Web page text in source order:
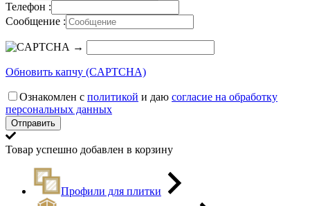
Телефон :
Сообщение :
→
Обновить капчу (CAPTCHA)
Ознакомлен с политикой и даю согласие на обработку
персональных данных
Товар успешно добавлен в корзину
Профили для плитки